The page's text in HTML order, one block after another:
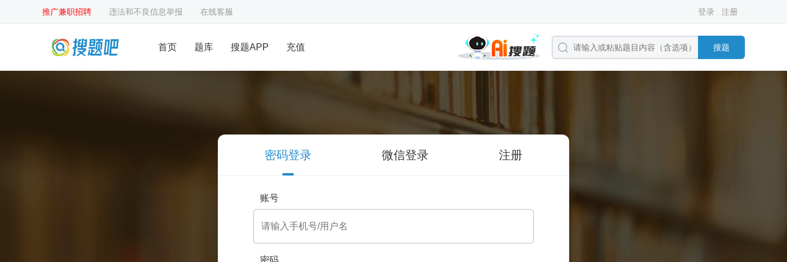
推广兼职招聘 违法和不良信息举报 在线客服 登录 注册
首页 题库 搜题APP 充值 搜题
密码登录 微信登录 注册
账号
密码